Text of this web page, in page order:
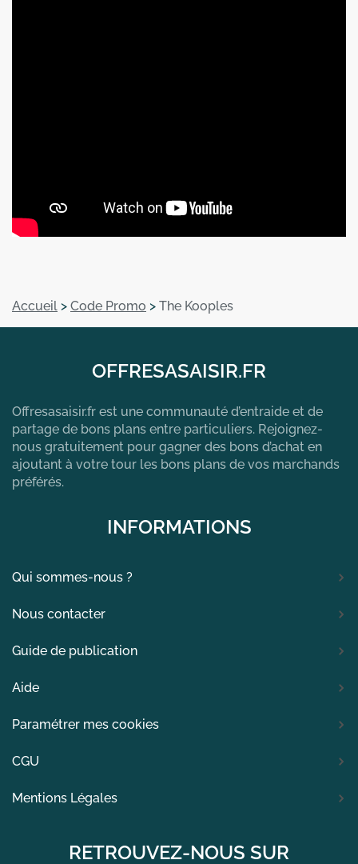
Accueil > Code Promo > The Kooples
OFFRESASAISIR.FR
Offresasaisir.fr est une communauté d’entraide et de
partage de bons plans entre particuliers. Rejoignez-
nous gratuitement pour gagner des bons d’achat en
ajoutant à votre tour les bons plans de vos marchands
préférés.
INFORMATIONS
Qui sommes-nous ?
Nous contacter
Guide de publication
Aide
Paramétrer mes cookies
CGU
Mentions Légales
RETROUVEZ-NOUS SUR